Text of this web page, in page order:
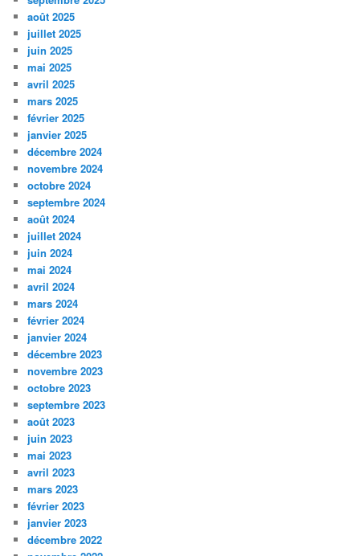
août 2025
juillet 2025
juin 2025
mai 2025
avril 2025
mars 2025
février 2025
janvier 2025
décembre 2024
novembre 2024
octobre 2024
septembre 2024
août 2024
juillet 2024
juin 2024
mai 2024
avril 2024
mars 2024
février 2024
janvier 2024
décembre 2023
novembre 2023
octobre 2023
septembre 2023
août 2023
juin 2023
mai 2023
avril 2023
mars 2023
février 2023
janvier 2023
décembre 2022